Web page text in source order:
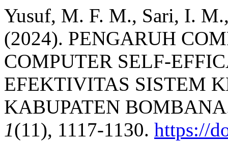
Yusuf, M. F. M., Sari, I.
(2024). PENGARUH
COMPUTER SELF-
EFEKTIVITAS SISTEM
KABUPATEN
1(11), 1117-1130. https://